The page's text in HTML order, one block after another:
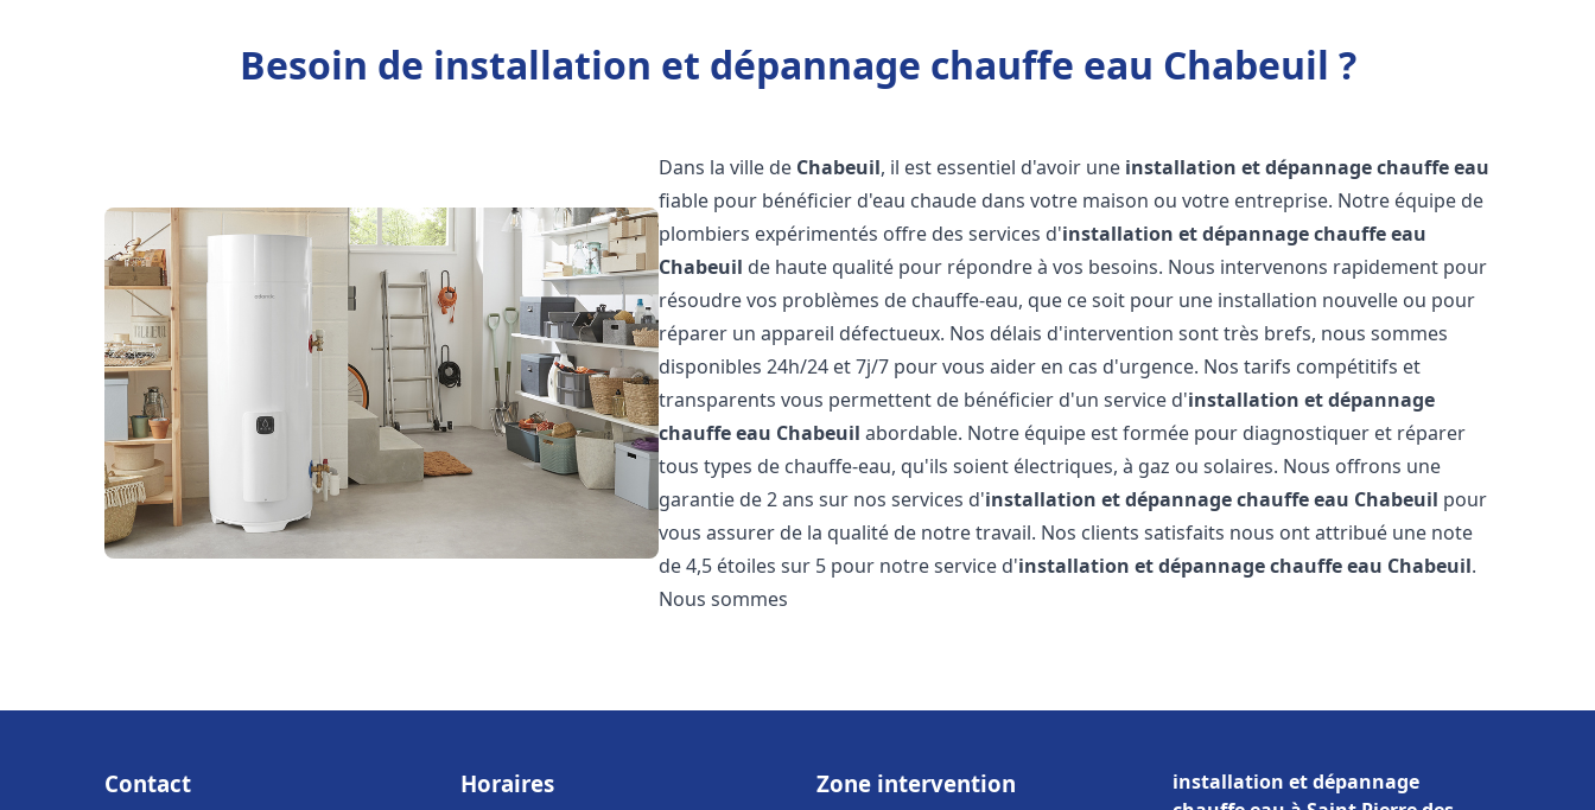
Besoin de installation et dépannage chauffe eau Chabeuil ?
Dans la ville de Chabeuil, il est essentiel d'avoir une installation et dépannage chauffe eau
fiable pour bénéficier d'eau chaude dans votre maison ou votre entreprise. Notre équipe de
plombiers expérimentés offre des services d'installation et dépannage chauffe eau
Chabeuil de haute qualité pour répondre à vos besoins. Nous intervenons rapidement pour
résoudre vos problèmes de chauffe-eau, que ce soit pour une installation nouvelle ou pour
réparer un appareil défectueux. Nos délais d'intervention sont très brefs, nous sommes
disponibles 24h/24 et 7j/7 pour vous aider en cas d'urgence. Nos tarifs compétitifs et
transparents vous permettent de bénéficier d'un service d'installation et dépannage
chauffe eau Chabeuil abordable. Notre équipe est formée pour diagnostiquer et réparer
tous types de chauffe-eau, qu'ils soient électriques, à gaz ou solaires. Nous offrons une
garantie de 2 ans sur nos services d'installation et dépannage chauffe eau Chabeuil pour
vous assurer de la qualité de notre travail. Nos clients satisfaits nous ont attribué une note
de 4,5 étoiles sur 5 pour notre service d'installation et dépannage chauffe eau Chabeuil.
Nous sommes
Contact Horaires Zone intervention
installation et dépannage